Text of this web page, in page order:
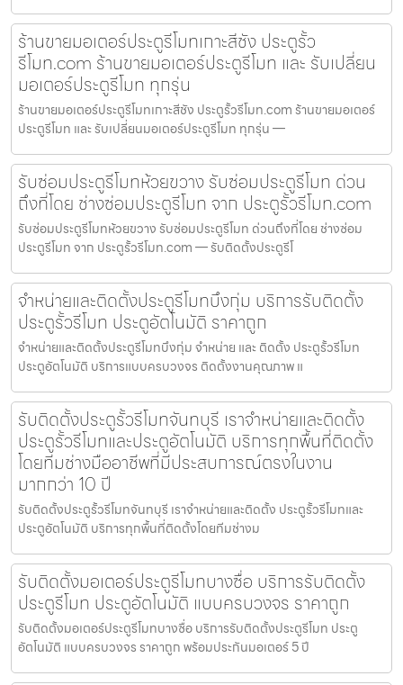
ร้านขายมอเตอร์ประตูรีโมทเกาะสีชัง ประตูรั้ว
รีโมท.com ร้านขายมอเตอร์ประตูรีโมท และ รับเปลี่ยน
มอเตอร์ประตูรีโมท ทุกรุ่น
ร้านขายมอเตอร์ประตูรีโมทเกาะสีชัง ประตูรั้วรีโมท.com ร้านขายมอเตอร์
ประตูรีโมท และ รับเปลี่ยนมอเตอร์ประตูรีโมท ทุกรุ่น —
รับซ่อมประตูรีโมทห้วยขวาง รับซ่อมประตูรีโมท ด่วน
ถึงที่โดย ช่างซ่อมประตูรีโมท จาก ประตูรั้วรีโมท.com
รับซ่อมประตูรีโมทห้วยขวาง รับซ่อมประตูรีโมท ด่วนถึงที่โดย ช่างซ่อม
ประตูรีโมท จาก ประตูรั้วรีโมท.com — รับติดตั้งประตูรีโ
จำหน่ายและติดตั้งประตูรีโมทบึงกุ่ม บริการรับติดตั้ง
ประตูรั้วรีโมท ประตูอัตโนมัติ ราคาถูก
จำหน่ายและติดตั้งประตูรีโมทบึงกุ่ม จำหน่าย และ ติดตั้ง ประตูรั้วรีโมท
ประตูอัตโนมัติ บริการแบบครบวงจร ติดตั้งงานคุณภาพ แ
รับติดตั้งประตูรั้วรีโมทจันทบุรี เราจำหน่ายและติดตั้ง
ประตูรั้วรีโมทและประตูอัตโนมัติ บริการทุกพื้นที่ติดตั้ง
โดยทีมช่างมืออาชีพที่มีประสบการณ์ตรงในงาน
มากกว่า 10 ปี
รับติดตั้งประตูรั้วรีโมทจันทบุรี เราจำหน่ายและติดตั้ง ประตูรั้วรีโมทและ
ประตูอัตโนมัติ บริการทุกพื้นที่ติดตั้งโดยทีมช่างม
รับติดตั้งมอเตอร์ประตูรีโมทบางซื่อ บริการรับติดตั้ง
ประตูรีโมท ประตูอัตโนมัติ แบบครบวงจร ราคาถูก
รับติดตั้งมอเตอร์ประตูรีโมทบางซื่อ บริการรับติดตั้งประตูรีโมท ประตู
อัตโนมัติ แบบครบวงจร ราคาถูก พร้อมประกันมอเตอร์ 5 ปี